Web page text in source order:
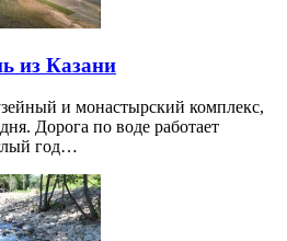
из Казани
и монастырский комплекс,
Дорога по воде работает
год…